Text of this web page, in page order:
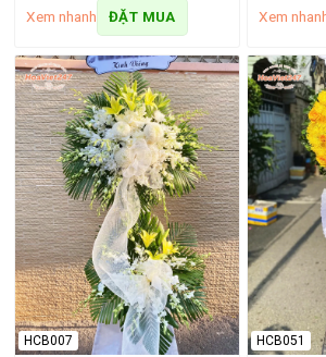
Bó hồng mừng sinh nhật
Xem nhanh ĐẶT MUA Xem
HCB007 HCB051